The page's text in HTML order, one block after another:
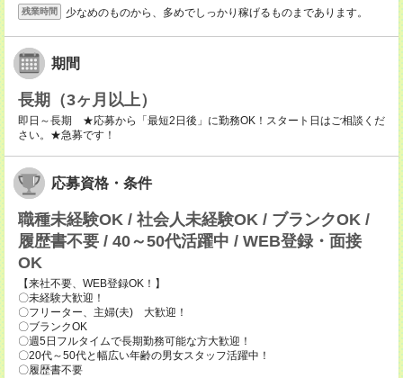
残業時間 少なめのものから、多めでしっかり稼げるものまであります。
期間
長期（3ヶ月以上）
即日～長期 ★応募から「最短2日後」に勤務OK！スタート日はご相談くだ
さい。★急募です！
応募資格・条件
職種未経験OK / 社会人未経験OK / ブランクOK /
履歴書不要 / 40～50代活躍中 / WEB登録・面接
OK
【来社不要、WEB登録OK！】
〇未経験大歓迎！
〇フリーター、主婦(夫) 大歓迎！
〇ブランクOK
〇週5日フルタイムで長期勤務可能な方大歓迎！
〇20代～50代と幅広い年齢の男女スタッフ活躍中！
〇履歴書不要